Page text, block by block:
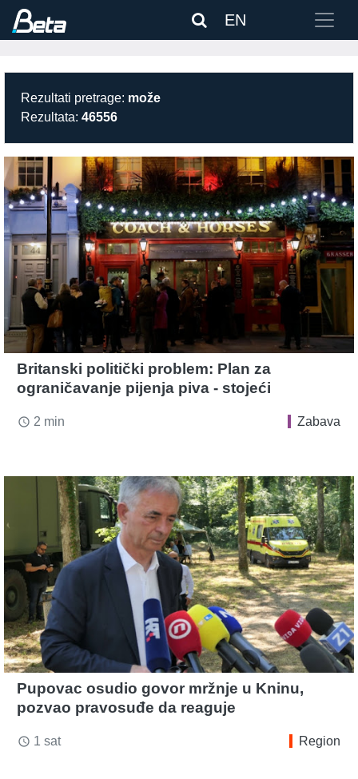
EN
Rezultati pretrage: može
Rezultata: 46556
Britanski politički problem: Plan za
ograničavanje pijenja piva - stojeći
access_time 2 min Zabava
Pupovac osudio govor mržnje u Kninu,
pozvao pravosuđe da reaguje
access_time 1 sat Region